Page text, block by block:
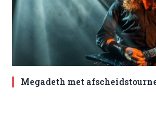
Megadeth met